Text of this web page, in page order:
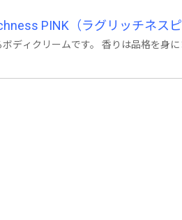
PINK（ラグリッチネスピ
ディクリームです。 香りは品格を身